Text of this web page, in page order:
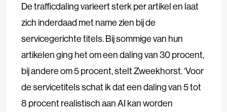
De trafficdaling varieert sterk per artikel en laat
zich inderdaad met name zien bij de
servicegerichte titels. Bij sommige van hun
artikelen ging het om een daling van 30 procent,
bij andere om 5 procent, stelt Zweekhorst. ‘Voor
de servicetitels schat ik dat een daling van 5 tot
8 procent realistisch aan AI kan worden